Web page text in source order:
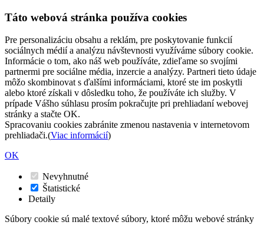
Táto webová stránka používa cookies
Pre personalizáciu obsahu a reklám, pre poskytovanie funkcií
sociálnych médií a analýzu návštevnosti využíváme súbory cookie.
Informácie o tom, ako náš web používáte, zdieľame so svojími
partnermi pre sociálne média, inzercie a analýzy. Partneri tieto údaje
môžo skombinovat s ďalšími informáciami, ktoré ste im poskytli
alebo ktoré získali v dôsledku toho, že používáte ich služby. V
prípade Vášho súhlasu prosím pokračujte pri prehliadaní webovej
stránky a stačte OK.
Spracovaniu cookies zabránite zmenou nastavenia v internetovom
prehliadači.(Viac informácií)
OK
Nevyhnutné
Štatistické
Detaily
Súbory cookie sú malé textové súbory, ktoré môžu webové stránky